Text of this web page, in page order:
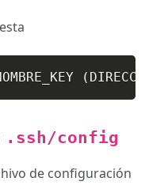
(
.ssh/config
de configuración